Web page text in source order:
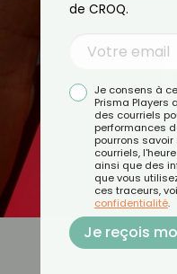
de CROQ.
Je consens à
Prisma Players
des courriels
performances
pourrons savoir
courriels,
ainsi que des
que vous
ces traceurs,
confidentialité.
Je reçois